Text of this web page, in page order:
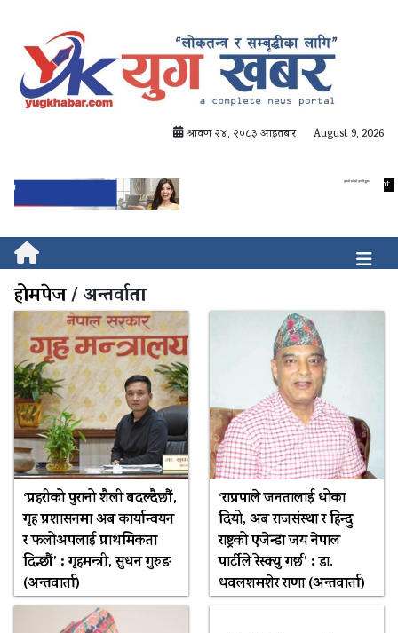
श्रावण २४, २०८३ आइतबार August 9, 2026
होमपेज/ अन्तर्वाता
‘प्रहरीको पुरानो शैली बदल्दैछौं,
गृह प्रशासनमा अब कार्यान्वयन
र फलोअपलाई प्राथमिकता
दिन्छौं’ : गृहमन्त्री, सुधन गुरुङ
(अन्तवार्ता)
‘राप्रपाले जनतालाई धोका
दियो, अब राजसंस्था र हिन्दु
राष्ट्रको एजेन्डा जय नेपाल
पार्टीले रेस्क्यु गर्छ’ : डा.
धवलशमशेर राणा (अन्तवार्ता)